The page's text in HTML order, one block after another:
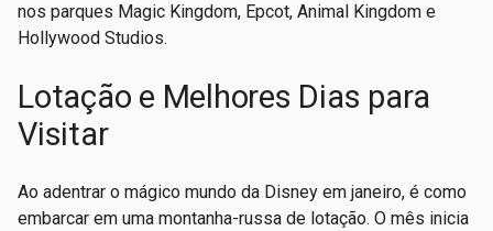
nos parques Magic Kingdom, Epcot, Animal Kingdom e
Hollywood Studios.
Lotação e Melhores Dias para
Visitar
Ao adentrar o mágico mundo da Disney em janeiro, é como
embarcar em uma montanha-russa de lotação. O mês inicia